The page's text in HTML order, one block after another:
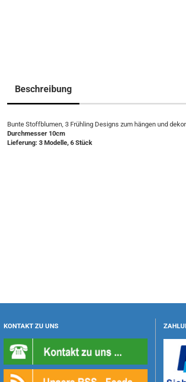
Beschreibung
Bunte Stoffblumen, 3 Frühling Designs zum hängen und
Durchmesser 10cm
​Lieferung: 3 Modelle, 6 Stück
KONTAKT ZU UNS